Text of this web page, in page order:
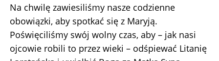
Na chwilę zawiesiliśmy nasze codzienne
obowiązki, aby spotkać się z Maryją.
Poświęciliśmy swój wolny czas, aby – jak nasi
ojcowie robili to przez wieki – odśpiewać Litanię